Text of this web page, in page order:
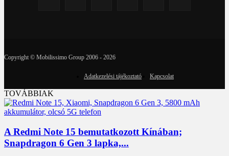
Copyright © Mobilissimo Group 2006 - 2026
Adatkezelési tájékoztató Kapcsolat
TOVÁBBIAK
A Redmi Note 15 bemutatkozott Kínában;
Snapdragon 6 Gen 3 lapka,...